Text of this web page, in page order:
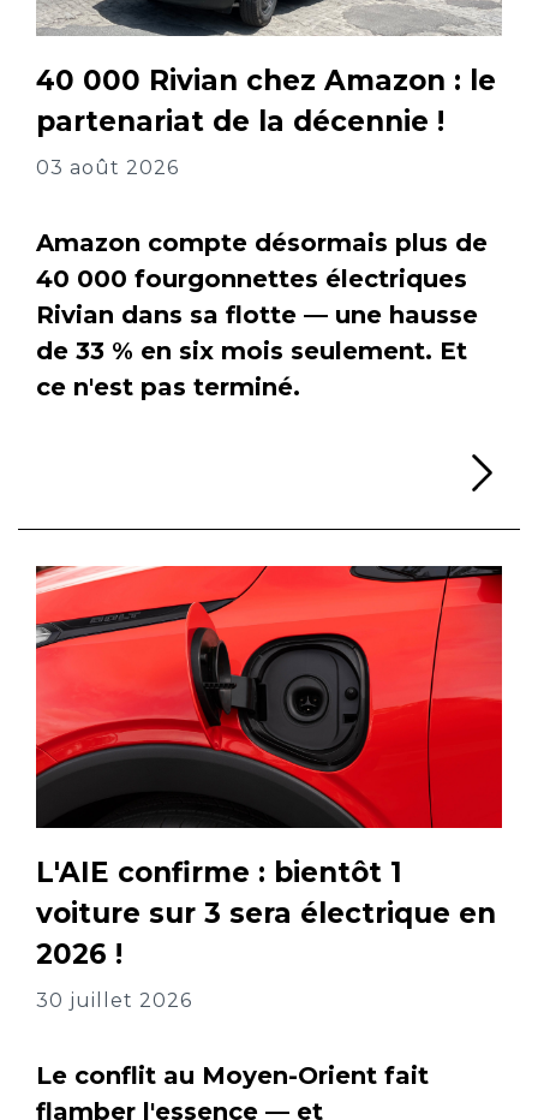
40 000 Rivian chez Amazon : le
partenariat de la décennie !
03 août 2026
Amazon compte désormais plus de
40 000 fourgonnettes électriques
Rivian dans sa flotte — une hausse
de 33 % en six mois seulement. Et
ce n'est pas terminé.
L'AIE confirme : bientôt 1
voiture sur 3 sera électrique en
2026 !
30 juillet 2026
Le conflit au Moyen-Orient fait
flamber l'essence — et